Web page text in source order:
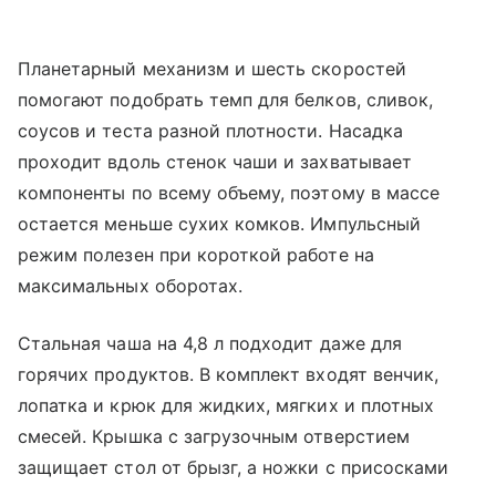
Планетарный механизм и шесть скоростей
помогают подобрать темп для белков, сливок,
соусов и теста разной плотности. Насадка
проходит вдоль стенок чаши и захватывает
компоненты по всему объему, поэтому в массе
остается меньше сухих комков. Импульсный
режим полезен при короткой работе на
максимальных оборотах.
Стальная чаша на 4,8 л подходит даже для
горячих продуктов. В комплект входят венчик,
лопатка и крюк для жидких, мягких и плотных
смесей. Крышка с загрузочным отверстием
защищает стол от брызг, а ножки с присосками